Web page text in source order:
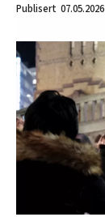
07.05.2026